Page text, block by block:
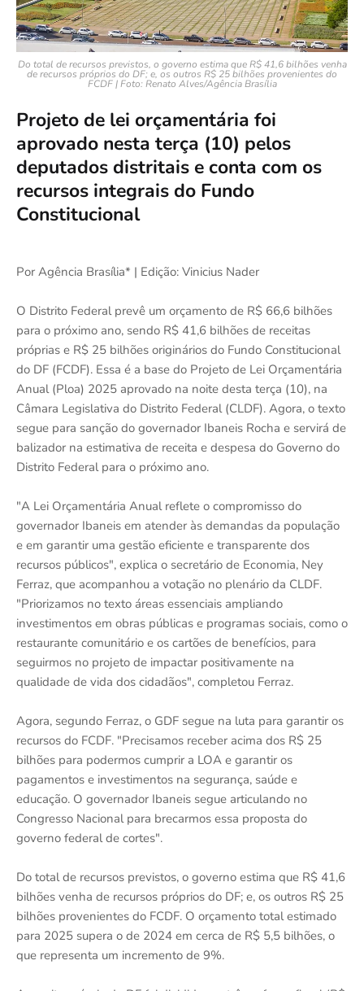
Do total de recursos previstos, o governo estima que R$ 41,6 bilhões venha
de recursos próprios do DF; e, os outros R$ 25 bilhões provenientes do
FCDF | Foto: Renato Alves/Agência Brasília
Projeto de lei orçamentária foi
aprovado nesta terça (10) pelos
deputados distritais e conta com os
recursos integrais do Fundo
Constitucional
Por Agência Brasília* | Edição: Vinicius Nader
O Distrito Federal prevê um orçamento de R$ 66,6 bilhões
para o próximo ano, sendo R$ 41,6 bilhões de receitas
próprias e R$ 25 bilhões originários do Fundo Constitucional
do DF (FCDF). Essa é a base do Projeto de Lei Orçamentária
Anual (Ploa) 2025 aprovado na noite desta terça (10), na
Câmara Legislativa do Distrito Federal (CLDF). Agora, o texto
segue para sanção do governador Ibaneis Rocha e servirá de
balizador na estimativa de receita e despesa do Governo do
Distrito Federal para o próximo ano.
"A Lei Orçamentária Anual reflete o compromisso do
governador Ibaneis em atender às demandas da população
e em garantir uma gestão eficiente e transparente dos
recursos públicos", explica o secretário de Economia, Ney
Ferraz, que acompanhou a votação no plenário da CLDF.
"Priorizamos no texto áreas essenciais ampliando
investimentos em obras públicas e programas sociais, como o
restaurante comunitário e os cartões de benefícios, para
seguirmos no projeto de impactar positivamente na
qualidade de vida dos cidadãos", completou Ferraz.
Agora, segundo Ferraz, o GDF segue na luta para garantir os
recursos do FCDF. "Precisamos receber acima dos R$ 25
bilhões para podermos cumprir a LOA e garantir os
pagamentos e investimentos na segurança, saúde e
educação. O governador Ibaneis segue articulando no
Congresso Nacional para brecarmos essa proposta do
governo federal de cortes".
Do total de recursos previstos, o governo estima que R$ 41,6
bilhões venha de recursos próprios do DF; e, os outros R$ 25
bilhões provenientes do FCDF. O orçamento total estimado
para 2025 supera o de 2024 em cerca de R$ 5,5 bilhões, o
que representa um incremento de 9%.